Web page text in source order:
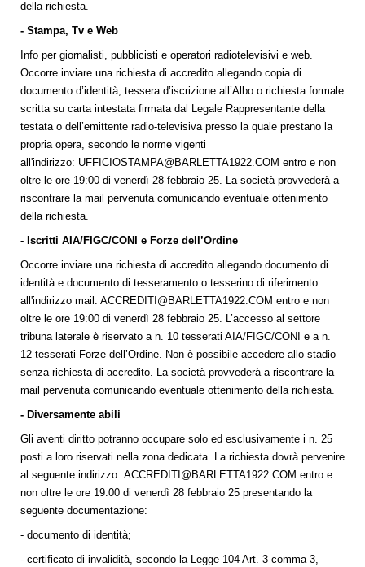
della richiesta.
- Stampa, Tv e Web
Info per giornalisti, pubblicisti e operatori radiotelevisivi e web.
Occorre inviare una richiesta di accredito allegando copia di
documento d’identità, tessera d’iscrizione all’Albo o richiesta formale
scritta su carta intestata firmata dal Legale Rappresentante della
testata o dell’emittente radio-televisiva presso la quale prestano la
propria opera, secondo le norme vigenti
all'indirizzo: UFFICIOSTAMPA@BARLETTA1922.COM entro e non
oltre le ore 19:00 di venerdì 28 febbraio 25. La società provvederà a
riscontrare la mail pervenuta comunicando eventuale ottenimento
della richiesta.
- Iscritti AIA/FIGC/CONI e Forze dell’Ordine
Occorre inviare una richiesta di accredito allegando documento di
identità e documento di tesseramento o tesserino di riferimento
all'indirizzo mail: ACCREDITI@BARLETTA1922.COM entro e non
oltre le ore 19:00 di venerdì 28 febbraio 25. L’accesso al settore
tribuna laterale è riservato a n. 10 tesserati AIA/FIGC/CONI e a n.
12 tesserati Forze dell’Ordine. Non è possibile accedere allo stadio
senza richiesta di accredito. La società provvederà a riscontrare la
mail pervenuta comunicando eventuale ottenimento della richiesta.
- Diversamente abili
Gli aventi diritto potranno occupare solo ed esclusivamente i n. 25
posti a loro riservati nella zona dedicata. La richiesta dovrà pervenire
al seguente indirizzo: ACCREDITI@BARLETTA1922.COM entro e
non oltre le ore 19:00 di venerdì 28 febbraio 25 presentando la
seguente documentazione:
- documento di identità;
- certificato di invalidità, secondo la Legge 104 Art. 3 comma 3,